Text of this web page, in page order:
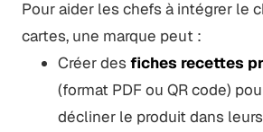
Pour aider les chefs à intégrer le
cartes, une marque peut :
Créer desfiches recettes
(format PDF ou QR code)
décliner le produit dans